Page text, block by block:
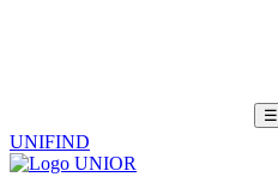
☰
UNIFIND